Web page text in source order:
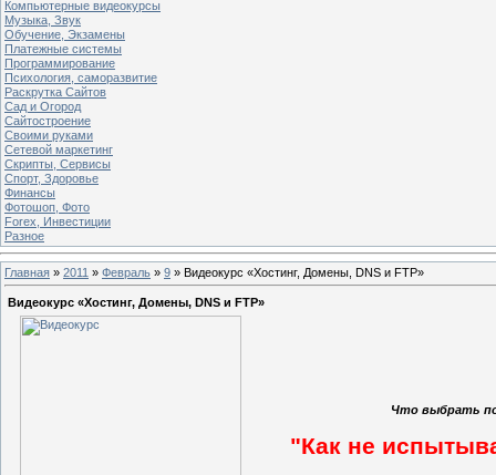
Компьютерные видеокурсы
Музыка, Звук
Обучение, Экзамены
Платежные системы
Программирование
Психология, саморазвитие
Раскрутка Сайтов
Cад и Огород
Сайтостроение
Своими руками
Сетевой маркетинг
Скрипты, Сервисы
Спорт, Здоровье
Финансы
Фотошоп, Фото
Forex, Инвестиции
Разное
Главная » 2011 » Февраль » 9 » Видеокурс «Хостинг, Домены, DNS и FTP»
Видеокурс «Хостинг, Домены, DNS и FTP»
Что выбрать
"Как не